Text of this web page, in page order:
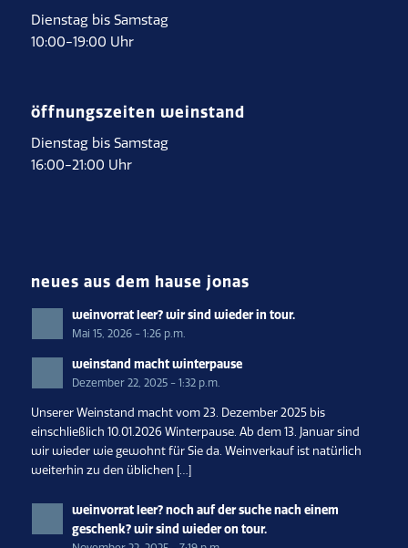
Dienstag bis Samstag
10:00-19:00 Uhr
öffnungszeiten weinstand
Dienstag bis Samstag
16:00-21:00 Uhr
neues aus dem hause jonas
weinvorrat leer? wir sind wieder in tour.
Mai 15, 2026 - 1:26 p.m.
weinstand macht winterpause
Dezember 22, 2025 - 1:32 p.m.
Unserer Weinstand macht vom 23. Dezember 2025 bis
einschließlich 10.01.2026 Winterpause. Ab dem 13. Januar sind
wir wieder wie gewohnt für Sie da. Weinverkauf ist natürlich
weiterhin zu den üblichen […]
weinvorrat leer? noch auf der suche nach einem
geschenk? wir sind wieder on tour.